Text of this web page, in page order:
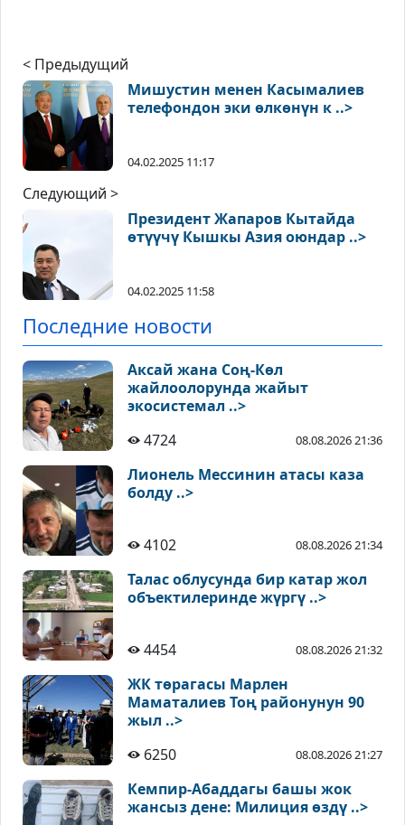
< Предыдущий
Мишустин менен Касымалиев
телефондон эки өлкөнүн к ..>
04.02.2025 11:17
Следующий >
Президент Жапаров Кытайда
өтүүчү Кышкы Азия оюндар ..>
04.02.2025 11:58
Последние новости
Аксай жана Соң-Көл
жайлоолорунда жайыт
экосистемал ..>
4724
08.08.2026 21:36
Лионель Мессинин атасы каза
болду ..>
4102 08.08.2026 21:34
Талас облусунда бир катар жол
объектилеринде жүргү ..>
4454 08.08.2026 21:32
ЖК төрагасы Марлен
Маматалиев Тоң районунун 90
жыл ..>
6250
08.08.2026 21:27
Кемпир-Абаддагы башы жок
жансыз дене: Милиция өздү ..>